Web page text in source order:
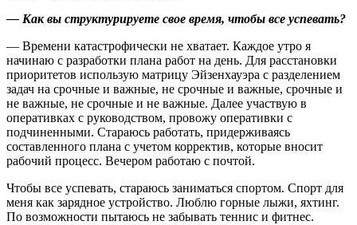
— Как вы структурируете свое время, чтобы все успевать?
— Времени катастрофически не хватает. Каждое утро я
начинаю с разработки плана работ на день. Для расстановки
приоритетов использую матрицу Эйзенхауэра с разделением
задач на срочные и важные, не срочные и важные, срочные и
не важные, не срочные и не важные. Далее участвую в
оперативках с руководством, провожу оперативки с
подчиненными. Стараюсь работать, придерживаясь
составленного плана с учетом корректив, которые вносит
рабочий процесс. Вечером работаю с почтой.
Чтобы все успевать, стараюсь заниматься спортом. Спорт для
меня как зарядное устройство. Люблю горные лыжи, яхтинг.
По возможности пытаюсь не забывать теннис и фитнес.